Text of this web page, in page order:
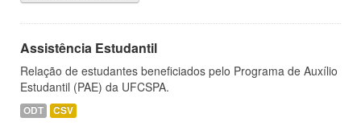
Assistência Estudantil
Relação de estudantes beneficiados pelo Programa de Auxílio
Estudantil (PAE) da UFCSPA.
ODT CSV